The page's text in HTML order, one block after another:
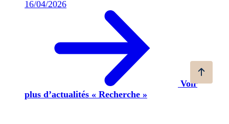
16/04/2026
Voir
plus d’actualités « Recherche »